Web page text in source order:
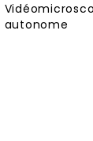
autonome